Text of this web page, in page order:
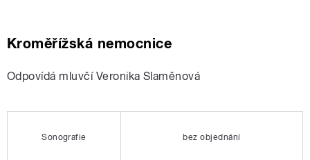
Kroměřížská nemocnice
Odpovídá mluvčí Veronika Slaměnová
Sonografie bez objednání